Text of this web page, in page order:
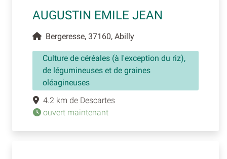
AUGUSTIN EMILE JEAN
Bergeresse, 37160, Abilly
Culture de céréales (à l'exception du riz),
de légumineuses et de graines
oléagineuses
4.2 km de Descartes
ouvert maintenant